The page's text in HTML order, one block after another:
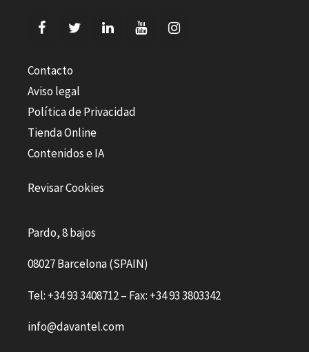
Contacto
Aviso legal
Política de Privacidad
Tienda Online
Contenidos e IA
Revisar Cookies
Pardo, 8 bajos
08027 Barcelona (SPAIN)
Tel: +34 93 3408712 – Fax: +34 93 3803342
info@davantel.com